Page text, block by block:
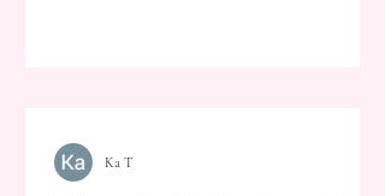
Ka T